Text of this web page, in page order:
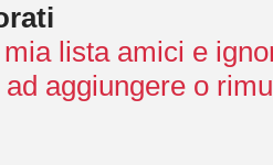
mia lista amici e
aggiungere o